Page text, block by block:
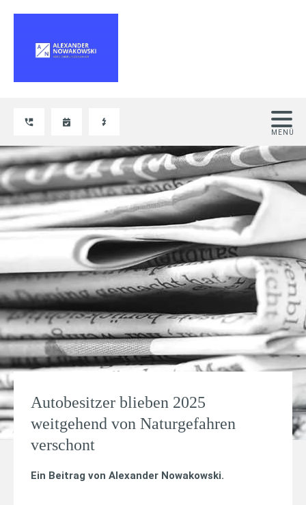
Autobesitzer blieben 2025
weitgehend von Naturgefahren
verschont
Ein Beitrag von Alexander Nowakowski.